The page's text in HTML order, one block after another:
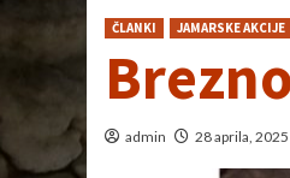
ČLANKI JAMARSKE AKCIJE
admin 28 aprila, 2025